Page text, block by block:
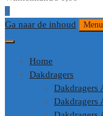
0
Ga naar de inhoud
Menu
Home
Dakdragers
Dakdragers
Dakdragers